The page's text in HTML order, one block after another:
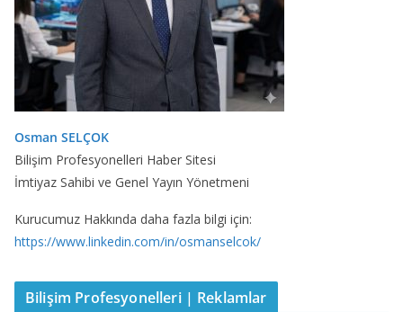
Osman SELÇOK
Bilişim Profesyonelleri Haber Sitesi
İmtiyaz Sahibi ve Genel Yayın Yönetmeni
Kurucumuz Hakkında daha fazla bilgi için:
https://www.linkedin.com/in/osmanselcok/
Bilişim Profesyonelleri | Reklamlar